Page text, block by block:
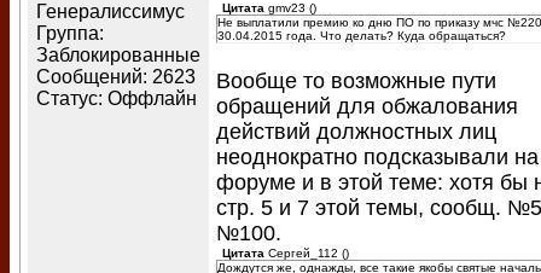
Генералиссимус
Группа:
Заблокированные
Сообщений: 2623
Статус: Оффлайн
Цитата gmv23 ()
Не выплатили премию ко дню ПО по приказу мчс
30.04.2015 года. Что делать? Куда обращаться?
Вообще то возможные пути
обращений для обжалования
действий должностных лиц
неоднократно подсказывали на
форуме и в этой теме: хотя бы
стр. 5 и 7 этой темы, сообщ.
№100.
Цитата Сергей_112 ()
Дождутся же, однажды, все такие якобы святые